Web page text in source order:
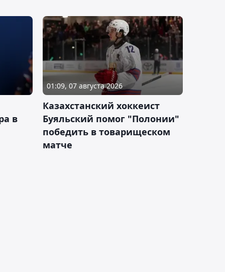
в
01:09, 07 августа 2026
Казахстанский хоккеист
Буяльский помог "Полонии"
победить в товарищеском
матче